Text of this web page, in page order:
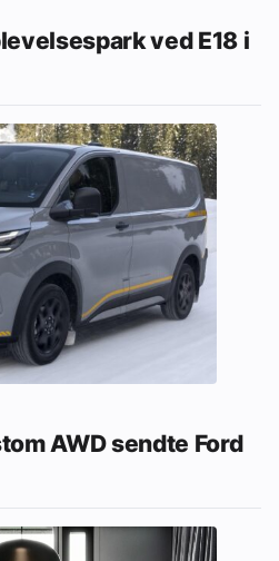
ved E18 i
AWD sendte Ford